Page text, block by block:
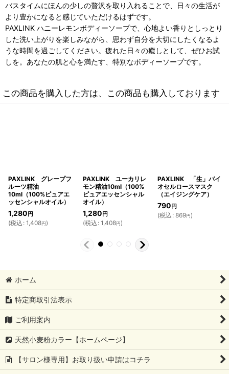
バスタイムにほんの少しの贅沢を取り入れることで、日々の生活が
より豊かになると感じていただけるはずです。
PAXLINK ハニーレモンボディーソープで、心地よい香りとしっとり
した洗い上がりを楽しみながら、思わず自分を大切にしたくなるよ
うな時間を過ごしてください。疲れた日々の癒しとして、ぜひお試
しを。あなたの肌と心を満たす、特別なボディーソープです。
この商品を購入した方は、この商品も購入しております
PAXLINK グレープフ
ルーツ精油
10ml（100%ピュアエ
ッセンシャルオイル）
1,280 円
(税込 : 1,408円)
PAXLINK ユーカリレ
モン精油10ml（100%
ピュアエッセンシャル
オイル）
1,280 円
(税込 : 1,408円)
PAXLINK 「生」バイ
オセルロースマスク
（エイジングケア）
790 円
(税込 : 869円)
ホーム
特定商取引法表示
ご利用案内
天然小麦粉カラー【ホームページ】
【サロン様専用】お取り扱い申請はコチラ